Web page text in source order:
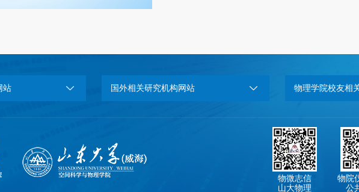
站 国外相关研究机构网站 物理学院校友相
物微志信
山大物理
物院
公